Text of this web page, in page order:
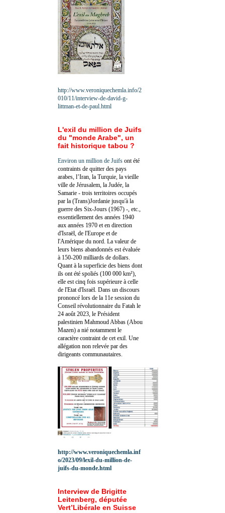
http://www.veroniquechemla.info/2
010/11/interview-de-david-g-
littman-et-de-paul.html
L'exil du million de Juifs
du "monde Arabe", un
fait historique tabou ?
Environ un million de Juifs ont été
contraints de quitter des pays
arabes, l’Iran, la Turquie, la vieille
ville de Jérusalem, la Judée, la
Samarie - trois territoires occupés
par la (Trans)Jordanie jusqu'à la
guerre des Six-Jours (1967) -, etc.,
essentiellement des années 1940
aux années 1970 et en direction
d'Israël, de l'Europe et de
l'Amérique du nord. La valeur de
leurs biens abandonnés est évaluée
à 150-200 milliards de dollars.
Quant à la superficie des biens dont
ils ont été spoliés (100 000 km²),
elle est cinq fois supérieure à celle
de l'Etat d'Israël. Dans un discours
prononcé lors de la 11e session du
Conseil révolutionnaire du Fatah le
24 août 2023, le Président
palestinien Mahmoud Abbas (Abou
Mazen) a nié notamment le
caractère contraint de cet exil. Une
allégation non relevée par des
dirigeants communautaires.
http://www.veroniquechemla.inf
o/2023/09/lexil-du-million-de-
juifs-du-monde.html
Interview de Brigitte
Leitenberg, députée
Vert’Libérale en Suisse